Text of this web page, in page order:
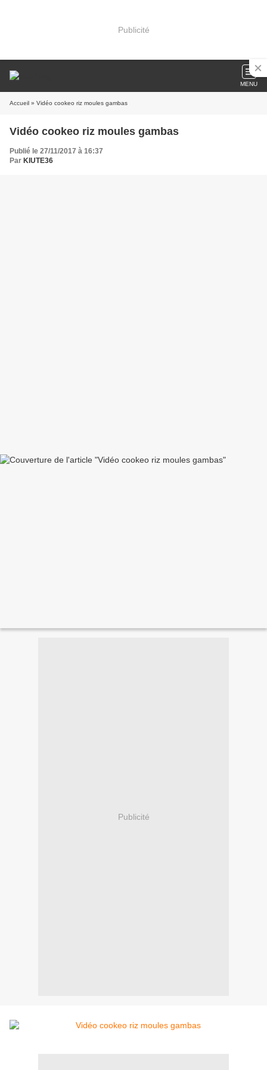
Publicité
MENU
Accueil » Vidéo cookeo riz moules gambas
Vidéo cookeo riz moules gambas
Publié le 27/11/2017 à 16:37
Par KIUTE36
Publicité